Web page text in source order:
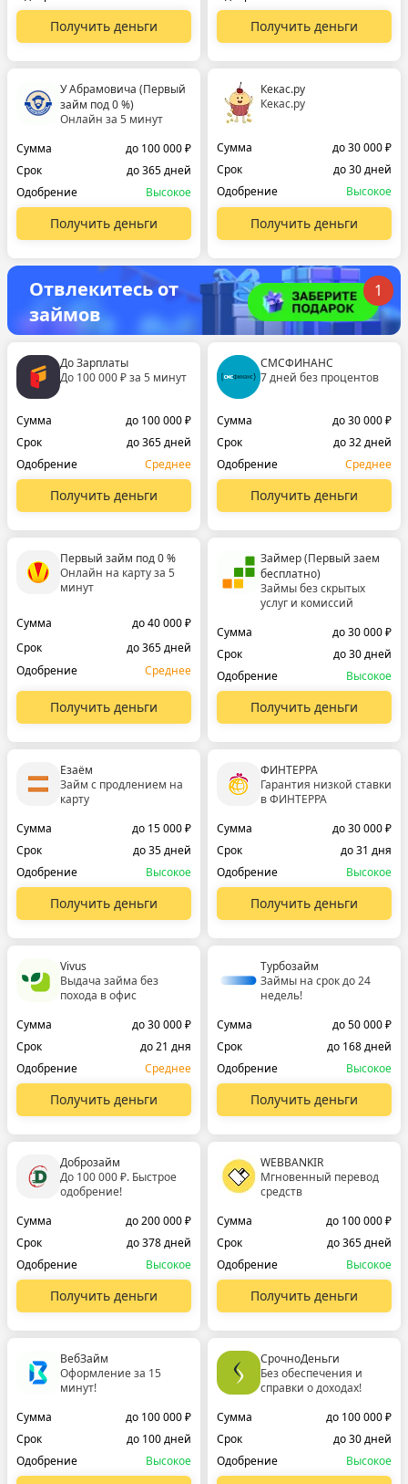
Получить деньги Получить деньги
У Абрамовича (Первый
займ под 0 %)
Онлайн за 5 минут
Сумма
до 100 000 ₽
Срок
до 365 дней
Одобрение
Высокое
Получить деньги
Кекас.ру
Кекас.ру
Сумма
до 30 000 ₽
Срок
до 30 дней
Одобрение
Высокое
Получить деньги
Отвлекитесь от
займов
1
До Зарплаты
До 100 000 ₽ за 5 минут
Сумма
до 100 000 ₽
Срок
до 365 дней
Одобрение
Среднее
Получить деньги
СМСФИНАНС
7 дней без процентов
Сумма
до 30 000 ₽
Срок
до 32 дней
Одобрение
Среднее
Получить деньги
Первый займ под 0 %
Онлайн на карту за 5
минут
Сумма
до 40 000 ₽
Срок
до 365 дней
Одобрение
Среднее
Получить деньги
Займер (Первый заем
бесплатно)
Займы без скрытых
услуг и комиссий
Сумма
до 30 000 ₽
Срок
до 30 дней
Одобрение
Высокое
Получить деньги
Езаём
Займ с продлением на
карту
Сумма
до 15 000 ₽
Срок
до 35 дней
Одобрение
Высокое
Получить деньги
ФИНТЕРРА
Гарантия низкой ставки
в ФИНТЕРРА
Сумма
до 30 000 ₽
Срок
до 31 дня
Одобрение
Высокое
Получить деньги
Vivus
Выдача займа без
похода в офис
Сумма
до 30 000 ₽
Срок
до 21 дня
Одобрение
Среднее
Получить деньги
Турбозайм
Займы на срок до 24
недель!
Сумма
до 50 000 ₽
Срок
до 168 дней
Одобрение
Высокое
Получить деньги
Доброзайм
До 100 000 ₽. Быстрое
одобрение!
Сумма
до 200 000 ₽
Срок
до 378 дней
Одобрение
Высокое
Получить деньги
WEBBANKIR
Мгновенный перевод
средств
Сумма
до 100 000 ₽
Срок
до 365 дней
Одобрение
Высокое
Получить деньги
ВебЗайм
Оформление за 15
минут!
Сумма
до 100 000 ₽
Срок
до 100 дней
Одобрение
Высокое
СрочноДеньги
Без обеспечения и
справки о доходах!
Сумма
до 100 000 ₽
Срок
до 30 дней
Одобрение
Высокое